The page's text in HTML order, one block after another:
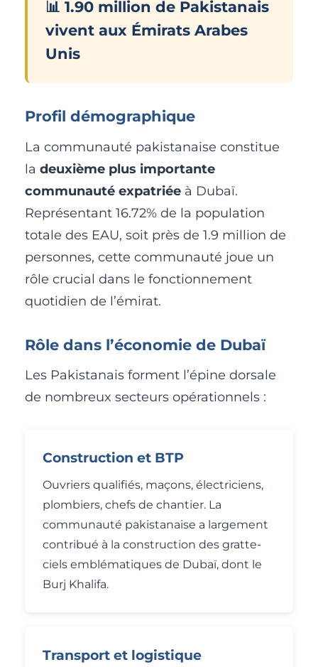
📊 1.90 million de Pakistanais
vivent aux Émirats Arabes
Unis
Profil démographique
La communauté pakistanaise constitue
la deuxième plus importante
communauté expatriée à Dubaï.
Représentant 16.72% de la population
totale des EAU, soit près de 1.9 million de
personnes, cette communauté joue un
rôle crucial dans le fonctionnement
quotidien de l’émirat.
Rôle dans l’économie de Dubaï
Les Pakistanais forment l’épine dorsale
de nombreux secteurs opérationnels :
Construction et BTP
Ouvriers qualifiés, maçons, électriciens,
plombiers, chefs de chantier. La
communauté pakistanaise a largement
contribué à la construction des gratte-
ciels emblématiques de Dubaï, dont le
Burj Khalifa.
Transport et logistique